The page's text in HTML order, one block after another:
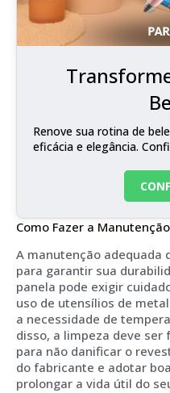
Renove sua rotina de
eficácia e elegância.
Como Fazer a
A manutenção adequada
para garantir sua
panela pode exigir
uso de utensílios de
a necessidade de
disso, a limpeza deve
para não danificar o
do fabricante e adotar
prolongar a vida útil do